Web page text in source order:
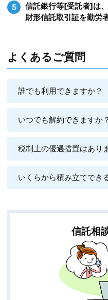
5
信託銀行等[受託者]は
財形信託取引証を勤労
よくあるご質問
誰でも利用できますか？
いつでも解約できますか？
税制上の優遇措置はあり
いくらから積み立てでき
信託相